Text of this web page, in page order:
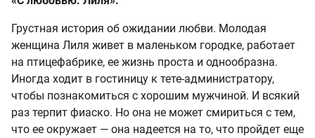
Грустная история об ожидании любви. Молодая
женщина Лиля живет в маленьком городке, работает
на птицефабрике, ее жизнь проста и однообразна.
Иногда ходит в гостиницу к тете-администратору,
чтобы познакомиться с хорошим мужчиной. И всякий
раз терпит фиаско. Но она не может смириться с тем,
что ее окружает — она надеется на то, что пройдет еще